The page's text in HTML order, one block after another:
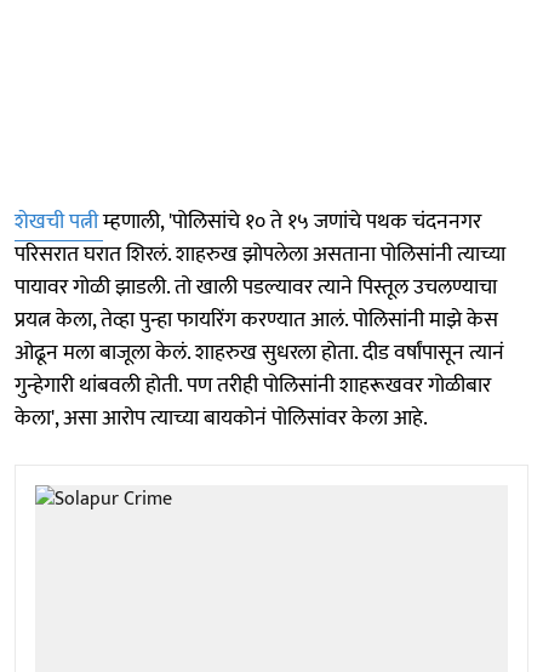
शेखची पत्नीम्हणाली, 'पोलिसांचे १० ते १५ जणांचे पथक चंदननगर
परिसरात घरात शिरलं. शाहरुख झोपलेला असताना पोलिसांनी त्याच्या
पायावर गोळी झाडली. तो खाली पडल्यावर त्याने पिस्तूल उचलण्याचा
प्रयत्न केला, तेव्हा पुन्हा फायरिंग करण्यात आलं. पोलिसांनी माझे केस
ओढून मला बाजूला केलं. शाहरुख सुधरला होता. दीड वर्षांपासून त्यानं
गुन्हेगारी थांबवली होती. पण तरीही पोलिसांनी शाहरूखवर गोळीबार
केला', असा आरोप त्याच्या बायकोनं पोलिसांवर केला आहे.